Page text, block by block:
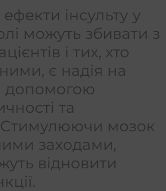
інсульту у
можуть збивати з
і тих, хто
є надія на
допомогою
та
Стимулюючи мозок
заходами,
відновити